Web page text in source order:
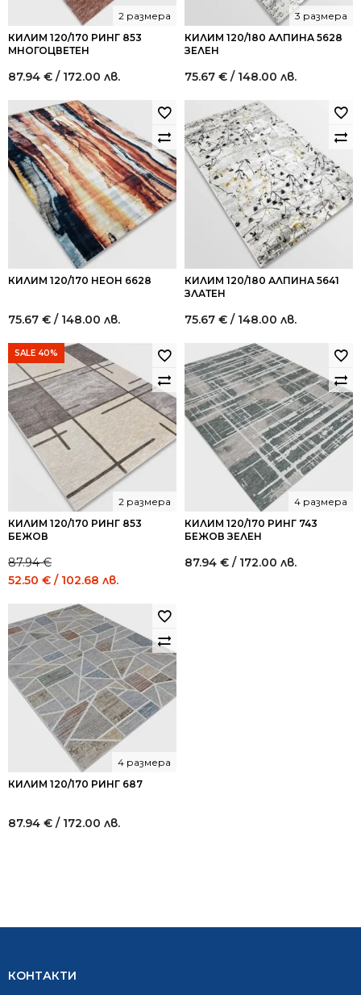
КИЛИМ 120/170 РИНГ 853
МНОГОЦВЕТЕН
2 размера
87.94 € / 172.00 лв.
КИЛИМ 120/180 АЛПИНА 5628
ЗЕЛЕН
3 размера
75.67 € / 148.00 лв.
КИЛИМ 120/170 НЕОН 6628
75.67 € / 148.00 лв.
КИЛИМ 120/180 АЛПИНА 5641
ЗЛАТЕН
75.67 € / 148.00 лв.
SALE 40%
КИЛИМ 120/170 РИНГ 853
БЕЖОВ
2 размера
87.94€
Original
was:
87.94 €
/
172.00
лв..
52.50 € / 102.68 лв.
52.50 €
/
102.68
лв..
КИЛИМ 120/170 РИНГ 743
БЕЖОВ ЗЕЛЕН
4 размера
87.94 € / 172.00 лв.
КИЛИМ 120/170 РИНГ 687
4 размера
87.94 € / 172.00 лв.
КОНТАКТИ